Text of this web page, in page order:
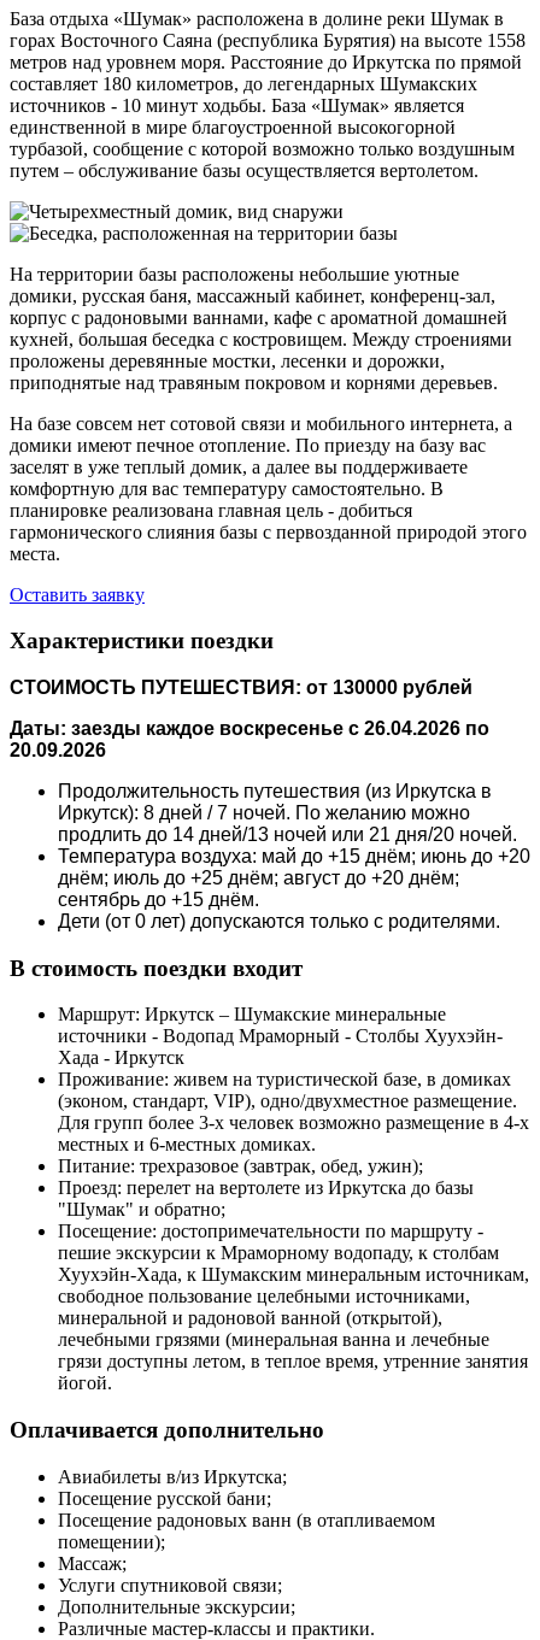
База отдыха «Шумак» расположена в долине реки Шумак в
горах Восточного Саяна (республика Бурятия) на высоте 1558
метров над уровнем моря. Расстояние до Иркутска по прямой
составляет 180 километров, до легендарных Шумакских
источников - 10 минут ходьбы. База «Шумак» является
единственной в мире благоустроенной высокогорной
турбазой, сообщение с которой возможно только воздушным
путем – обслуживание базы осуществляется вертолетом.
На территории базы расположены небольшие уютные
домики, русская баня, массажный кабинет, конференц-зал,
корпус с радоновыми ваннами, кафе с ароматной домашней
кухней, большая беседка с костровищем. Между строениями
проложены деревянные мостки, лесенки и дорожки,
приподнятые над травяным покровом и корнями деревьев.
На базе совсем нет сотовой связи и мобильного интернета, а
домики имеют печное отопление. По приезду на базу вас
заселят в уже теплый домик, а далее вы поддерживаете
комфортную для вас температуру самостоятельно. В
планировке реализована главная цель - добиться
гармонического слияния базы с первозданной природой этого
места.
Оставить заявку
Характеристики поездки
СТОИМОСТЬ ПУТЕШЕСТВИЯ: от 130000 рублей
Даты: заезды каждое воскресенье с 26.04.2026 по
20.09.2026
Продолжительность путешествия (из Иркутска в
Иркутск): 8 дней / 7 ночей. По желанию можно
продлить до 14 дней/13 ночей или 21 дня/20 ночей.
Температура воздуха: май до +15 днём; июнь до +20
днём; июль до +25 днём; август до +20 днём;
сентябрь до +15 днём.
Дети (от 0 лет) допускаются только с родителями.
В стоимость поездки входит
Маршрут: Иркутск – Шумакские минеральные
источники - Водопад Мраморный - Столбы Хуухэйн-
Хада - Иркутск
Проживание: живем на туристической базе, в домиках
(эконом, стандарт, VIP), одно/двухместное размещение.
Для групп более 3-х человек возможно размещение в 4-х
местных и 6-местных домиках.
Питание: трехразовое (завтрак, обед, ужин);
Проезд: перелет на вертолете из Иркутска до базы
"Шумак" и обратно;
Посещение: достопримечательности по маршруту -
пешие экскурсии к Мраморному водопаду, к столбам
Хуухэйн-Хада, к Шумакским минеральным источникам,
свободное пользование целебными источниками,
минеральной и радоновой ванной (открытой),
лечебными грязями (минеральная ванна и лечебные
грязи доступны летом, в теплое время, утренние занятия
йогой.
Оплачивается дополнительно
Авиабилеты в/из Иркутска;
Посещение русской бани;
Посещение радоновых ванн (в отапливаемом
помещении);
Массаж;
Услуги спутниковой связи;
Дополнительные экскурсии;
Различные мастер-классы и практики.